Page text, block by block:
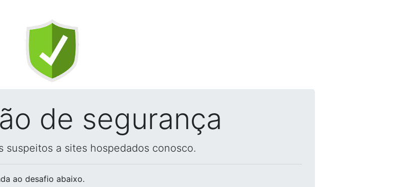
de segurança
suspeitos a sites hospedados conosco.
ao desafio abaixo.